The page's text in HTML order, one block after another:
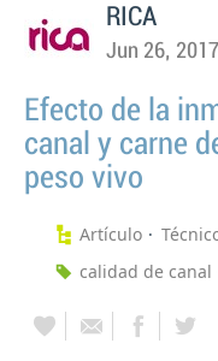
RICA
Jun 26,
Efecto de la
canal y carne
peso vivo
Artículo
calidad de canal